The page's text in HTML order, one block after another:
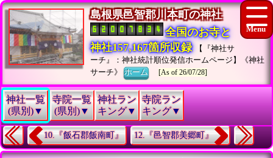
島根県邑智郡川本町の神社
全国のお寺と
神社157,167箇所収録
【『神社サ
ーチ』：神社統計順位発信ホームページ】《神社
サーチ》ホーム [As of 26/07/28]
神社一覧
(県別)▼
寺院一覧
(県別)▼
神社ラン
キング▼
寺院ラン
キング▼
10.『飯石郡飯南町』 12.『邑智郡美郷町』